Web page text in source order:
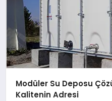
Modüler Su Deposu
Kalitenin Adresi